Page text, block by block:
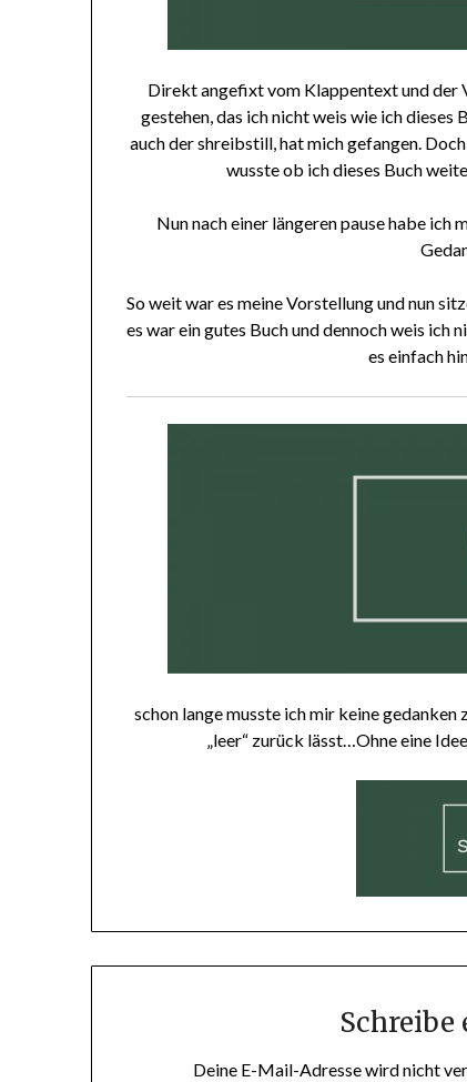
Direkt angefixt vom Klappentext und der
gestehen, das ich nicht weis wie ich dieses
auch der shreibstill, hat mich gefangen.
wusste ob ich dieses Buch
Nun nach einer längeren pause habe ich
So weit war es meine Vorstellung und nun
es war ein gutes Buch und dennoch weis ich
es einfach
schon lange musste ich mir keine
„leer“ zurück lässt…Ohne eine
Deine E-Mail-Adresse wird nicht